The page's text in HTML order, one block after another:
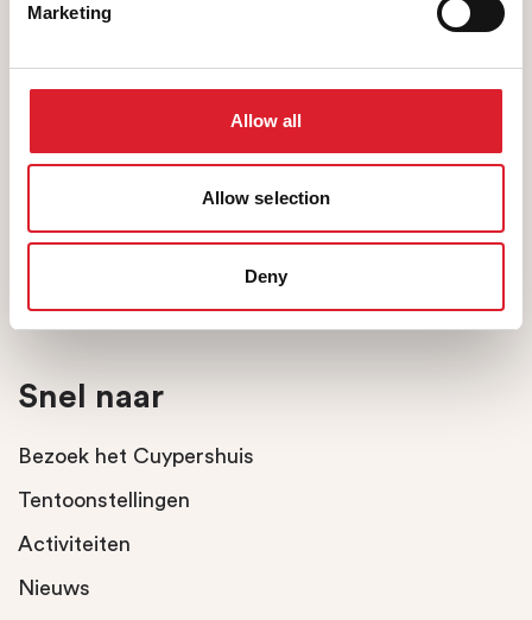
Marketing
Allow all
Allow selection
Deny
Geopend op dinsdag t/m
zondag van 11 tot 17 uur
Snel naar
Bezoek het Cuypershuis
Tentoonstellingen
Activiteiten
Nieuws